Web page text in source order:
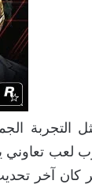
لعب